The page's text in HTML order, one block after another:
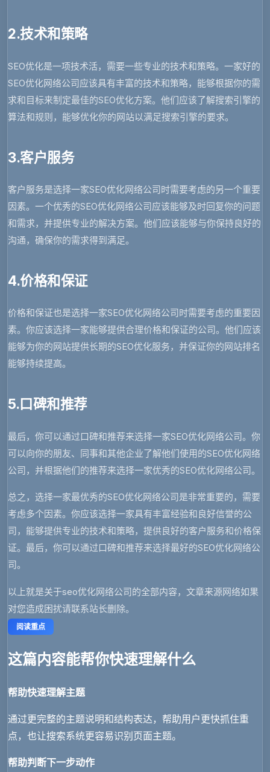
2.技术和策略
SEO优化是一项技术活，需要一些专业的技术和策略。一家好的
SEO优化网络公司应该具有丰富的技术和策略，能够根据你的需
求和目标来制定最佳的SEO优化方案。他们应该了解搜索引擎的
算法和规则，能够优化你的网站以满足搜索引擎的要求。
3.客户服务
客户服务是选择一家SEO优化网络公司时需要考虑的另一个重要
因素。一个优秀的SEO优化网络公司应该能够及时回复你的问题
和需求，并提供专业的解决方案。他们应该能够与你保持良好的
沟通，确保你的需求得到满足。
4.价格和保证
价格和保证也是选择一家SEO优化网络公司时需要考虑的重要因
素。你应该选择一家能够提供合理价格和保证的公司。他们应该
能够为你的网站提供长期的SEO优化服务，并保证你的网站排名
能够持续提高。
5.口碑和推荐
最后，你可以通过口碑和推荐来选择一家SEO优化网络公司。你
可以向你的朋友、同事和其他企业了解他们使用的SEO优化网络
公司，并根据他们的推荐来选择一家优秀的SEO优化网络公司。
总之，选择一家最优秀的SEO优化网络公司是非常重要的，需要
考虑多个因素。你应该选择一家具有丰富经验和良好信誉的公
司，能够提供专业的技术和策略，提供良好的客户服务和价格保
证。最后，你可以通过口碑和推荐来选择最好的SEO优化网络公
司。
以上就是关于seo优化网络公司的全部内容，文章来源网络如果
对您造成困扰请联系站长删除。
阅读重点
这篇内容能帮你快速理解什么
帮助快速理解主题
通过更完整的主题说明和结构表达，帮助用户更快抓住重
点，也让搜索系统更容易识别页面主题。
帮助判断下一步动作